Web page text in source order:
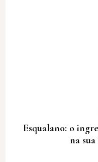
Esqualano: o
na